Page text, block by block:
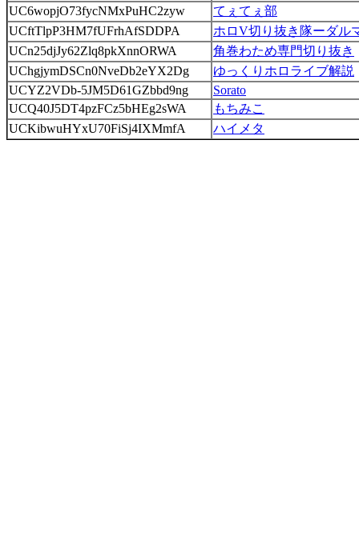
UC6wopjO73fycNMxPuHC2zyw
てぇてぇ部
UCftTlpP3HM7fUFrhAfSDDPA
ホロV切り抜き隊ーダル
UCn25djJy62Zlq8pkXnnORWA
角巻わため専門切り抜き
UChgjymDSCn0NveDb2eYX2Dg
ゆっくりホロライブ解説
UCYZ2VDb-5JM5D61GZbbd9ng
Sorato
UCQ40J5DT4pzFCz5bHEg2sWA
もちみこ
UCKibwuHYxU70FiSj4IXMmfA
ハイメタ